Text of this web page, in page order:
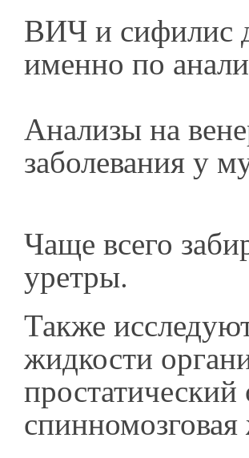
ВИЧ и сифилис
именно по
Анализы на
заболевания у
Чаще всего
уретры.
Также
жидкости